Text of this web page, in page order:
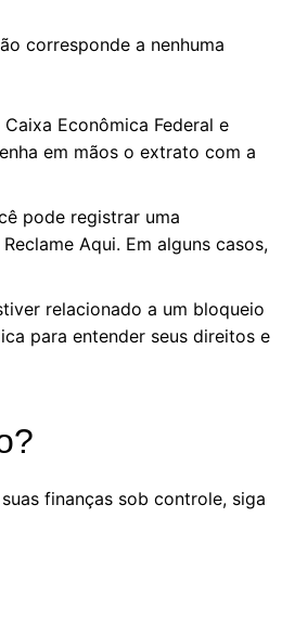
corresponde a nenhuma
Econômica Federal e
em mãos o extrato com a
pode registrar uma
Aqui. Em alguns casos,
relacionado a um bloqueio
para entender seus direitos e
finanças sob controle, siga